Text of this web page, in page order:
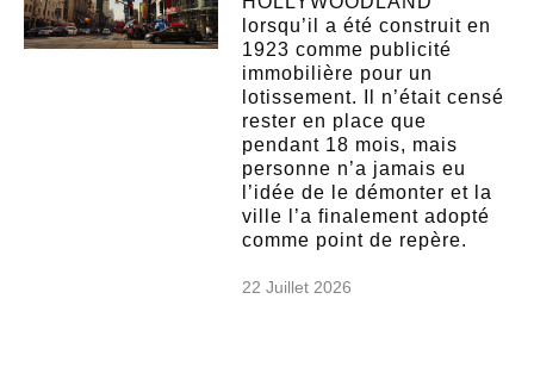
lorsqu’il a été construit en
1923 comme publicité
immobilière pour un
lotissement. Il n’était censé
rester en place que
pendant 18 mois, mais
personne n’a jamais eu
l’idée de le démonter et la
ville l’a finalement adopté
comme point de repère.
22 Juillet 2026